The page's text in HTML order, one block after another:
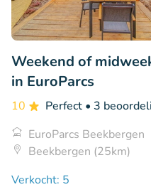
Weekend of
in EuroParcs
10 Perfect • 3
EuroParcs Beekbergen
Beekbergen (25km)
Verkocht: 5